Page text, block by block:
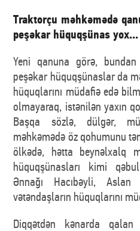
Traktorçu məhkəmədə
peşəkar hüquqşünas yox...
Yeni qanuna görə,
peşəkar hüquqşünaslar da
hüquqlarını müdafiə edə
olmayaraq, istənilən yaxın
Başqa sözlə, dülgər,
məhkəmədə öz qohumunu
ölkədə, hətta beynəlxalq
hüquqşünasları kimi
Ənnağı Hacıbəyli,
vətəndaşların hüquqlarını
Diqqətdən kənarda